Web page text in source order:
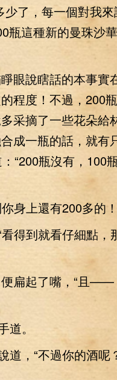
少了，每一個對我
瓶這種新的曼珠沙
說瞎話的本事實
程度！不過，200
采摘了一些花朵給
成一瓶的話，就有
“200瓶沒有，100
身上還有200多的
得到就看仔細點，
扁起了嘴，“且——
。
，“不過你的酒呢